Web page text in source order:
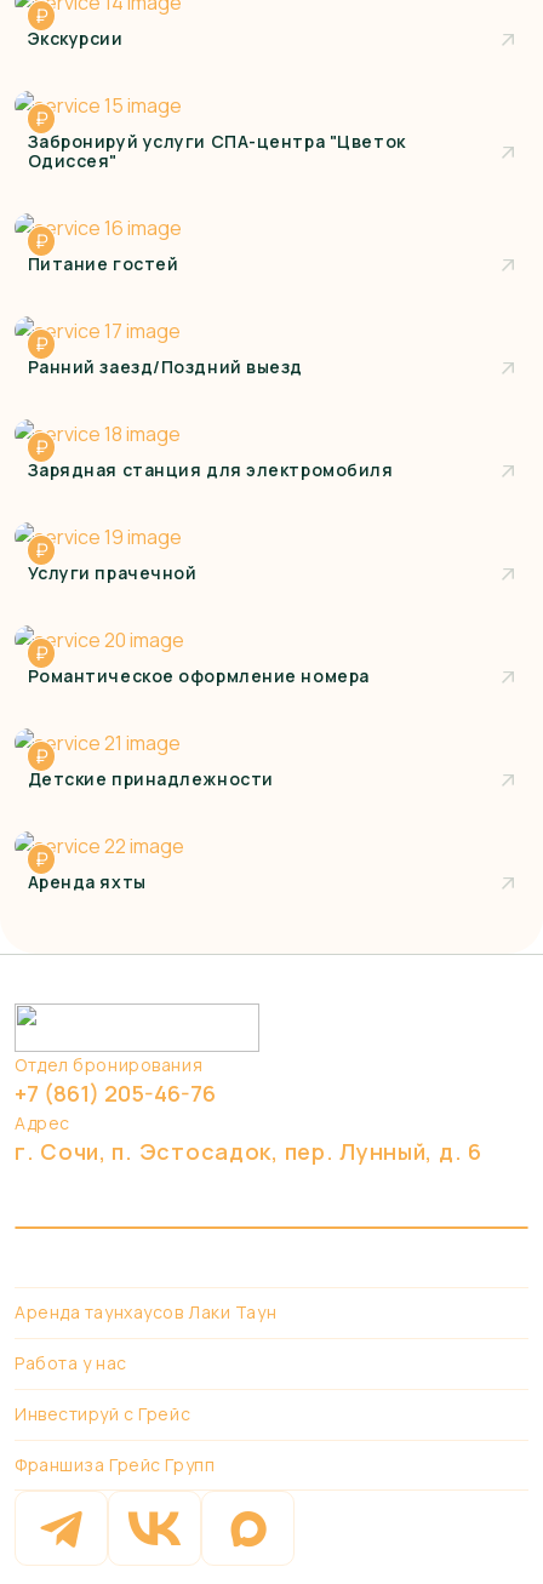
Экскурсии
₽
Забронируй услуги СПА-центра "Цветок
Одиссея"
₽
Питание гостей
₽
Ранний заезд/Поздний выезд
₽
Зарядная станция для электромобиля
₽
Услуги прачечной
₽
Романтическое оформление номера
₽
Детские принадлежности
₽
Аренда яхты
₽
Отдел бронирования
+7 (861) 205-46-76
Адрес
г. Сочи, п. Эстоcадок, пер. Лунный, д. 6
Аренда таунхаусов Лаки Таун
Работа у нас
Инвестируй с Грейс
Франшиза Грейс Групп